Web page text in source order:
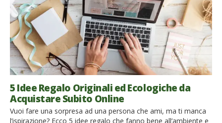
5 Idee Regalo Originali ed Ecologiche da
Acquistare Subito Online
Vuoi fare una sorpresa ad una persona che ami, ma ti manca
l’ispirazione? Ecco 5 idee regalo che fanno bene all’ambiente e